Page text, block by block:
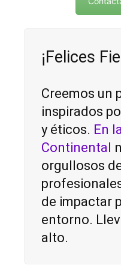
¡Felices
Creemos un
inspirados
y éticos. En
Continental
orgullosos
de impactar
entorno.
alto.